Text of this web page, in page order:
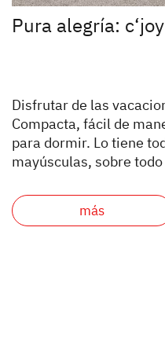
Pura alegría: c‘joy
Disfrutar de las
Compacta, fácil de
para dormir. Lo tiene
mayúsculas, sobre
más